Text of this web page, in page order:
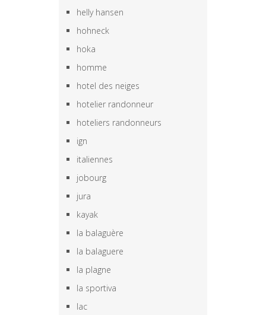
helly hansen
hohneck
hoka
homme
hotel des neiges
hotelier randonneur
hoteliers randonneurs
ign
italiennes
jobourg
jura
kayak
la balaguère
la balaguere
la plagne
la sportiva
lac